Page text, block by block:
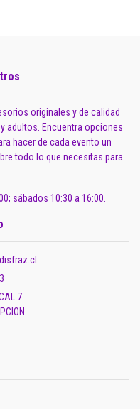
originales y de calidad
adultos. Encuentra opciones
hacer de cada evento un
todo lo que necesitas para
sábados 10:30 a 16:00.
7